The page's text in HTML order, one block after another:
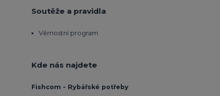
Soutěže a pravidla
Věrnostní program
Kde nás najdete
Fishcom - Rybářské potřeby